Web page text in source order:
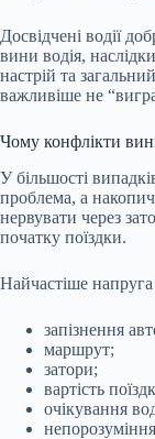
Досвідчені водії
вини водія,
настрій та
важливіше не
Чому конфлікти
У більшості
проблема, а
нервувати через
початку поїздки.
Найчастіше
запізнення
маршрут;
затори;
вартість
очікування